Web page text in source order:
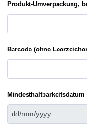
Produkt-Umverpackung,
Barcode (ohne
Mindesthaltbarkeitsdatum